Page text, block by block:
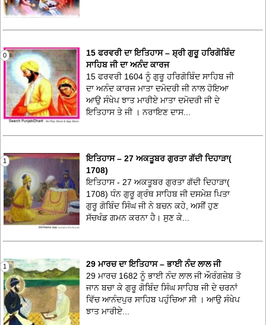
0
15 ਫਰਵਰੀ ਦਾ ਇਤਿਹਾਸ – ਸ਼੍ਰੀ ਗੁਰੂ ਹਰਿਗੋਬਿੰਦ
ਸਾਹਿਬ ਜੀ ਦਾ ਅਨੰਦ ਕਾਰਜ
15 ਫਰਵਰੀ 1604 ਨੂੰ ਗੁਰੂ ਹਰਿਗੋਬਿੰਦ ਸਾਹਿਬ ਜੀ
ਦਾ ਅਨੰਦ ਕਾਰਜ ਮਾਤਾ ਦਮੋਦਰੀ ਜੀ ਨਾਲ ਹੋਇਆ
ਆਉ ਸੰਖੇਪ ਝਾਤ ਮਾਰੀਏ ਮਾਤਾ ਦਮੋਦਰੀ ਜੀ ਦੇ
ਇਤਿਹਾਸ ਤੇ ਜੀ । ਨਰਾਇਣ ਦਾਸ...
1
ਇਤਿਹਾਸ – 27 ਅਕਤੂਬਰ ਗੁਰਤਾ ਗੱਦੀ ਦਿਹਾੜਾ(
1708)
ਇਤਿਹਾਸ - 27 ਅਕਤੂਬਰ ਗੁਰਤਾ ਗੱਦੀ ਦਿਹਾੜਾ(
1708) ਧੰਨ ਗੁਰੂ ਗ੍ਰੰਥ ਸਾਹਿਬ ਜੀ ਦਸਮੇਸ਼ ਪਿਤਾ
ਗੁਰੂ ਗੋਬਿੰਦ ਸਿੰਘ ਜੀ ਨੇ ਬਚਨ ਕਹੇ, ਅਸੀਂ ਹੁਣ
ਸੱਚਖੰਡ ਗਮਨ ਕਰਨਾ ਹੈ। ਸੁਣ ਕੇ...
1
29 ਮਾਰਚ ਦਾ ਇਤਿਹਾਸ – ਭਾਈ ਨੰਦ ਲਾਲ ਜੀ
29 ਮਾਰਚ 1682 ਨੂੰ ਭਾਈ ਨੰਦ ਲਾਲ ਜੀ ਔਰੰਗਜ਼ੇਬ ਤੋ
ਜਾਨ ਬਚਾ ਕੇ ਗੁਰੂ ਗੋਬਿੰਦ ਸਿੰਘ ਸਾਹਿਬ ਜੀ ਦੇ ਚਰਨਾਂ
ਵਿੱਚ ਆਨੰਦਪੁਰ ਸਾਹਿਬ ਪਹੁੰਚਿਆ ਸੀ । ਆਉ ਸੰਖੇਪ
ਝਾਤ ਮਾਰੀਏ...